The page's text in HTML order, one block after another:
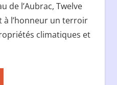
de l’Aubrac, Twelve
l’honneur un terroir
climatiques et